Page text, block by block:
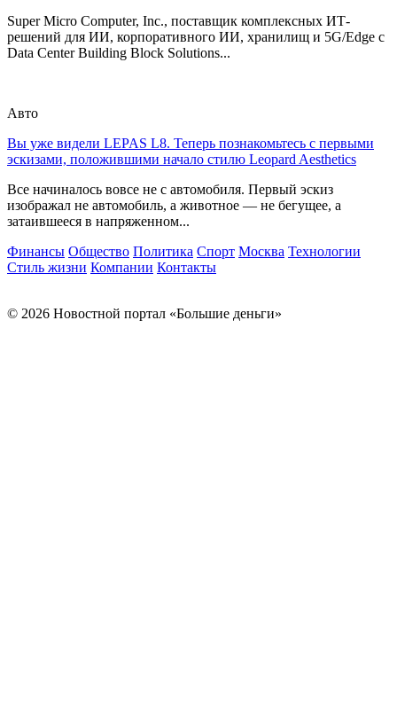
Super Micro Computer, Inc., поставщик комплексных ИТ-
решений для ИИ, корпоративного ИИ, хранилищ и 5G/Edge с
Data Center Building Block Solutions...
Авто
Вы уже видели LEPAS L8. Теперь познакомьтесь с первыми
эскизами, положившими начало стилю Leopard Aesthetics
Все начиналось вовсе не с автомобиля. Первый эскиз
изображал не автомобиль, а животное — не бегущее, а
затаившееся в напряженном...
Финансы Общество Политика Спорт Москва Технологии
Стиль жизни Компании Контакты
© 2026 Новостной портал «Большие деньги»